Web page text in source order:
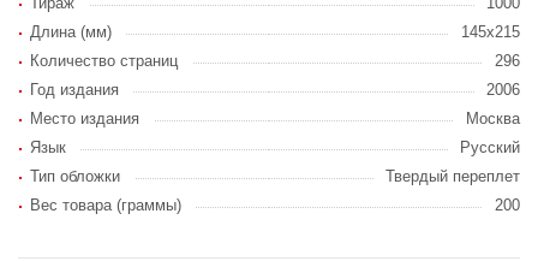
Длина (мм)
145x215
Количество страниц
296
Год издания
2006
Место издания
Москва
Язык
Русский
Тип обложки
Твердый переплет
Вес товара (граммы)
200